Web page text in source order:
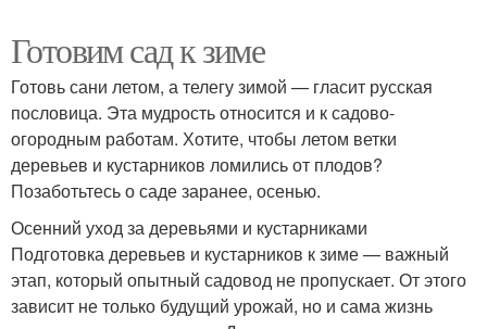
Готовим сад к зиме
Готовь сани летом, а телегу зимой — гласит русская
пословица. Эта мудрость относится и к садово-
огородным работам. Хотите, чтобы летом ветки
деревьев и кустарников ломились от плодов?
Позаботьтесь о саде заранее, осенью.
Осенний уход за деревьями и кустарниками
Подготовка деревьев и кустарников к зиме — важный
этап, который опытный садовод не пропускает. От этого
зависит не только будущий урожай, но и сама жизнь